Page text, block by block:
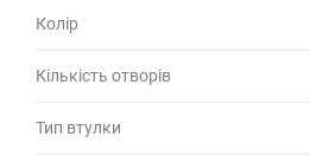
Колір
Кількість отворів
Тип втулки